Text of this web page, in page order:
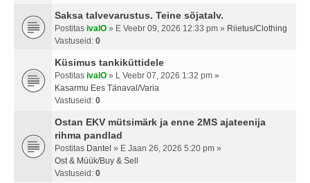
Saksa talvevarustus. Teine sõjatalv.
Postitas ivalO » E Veebr 09, 2026 12:33 pm » Riietus/Clothing
Vastuseid: 0
Küsimus tankiküttidele
Postitas ivalO » L Veebr 07, 2026 1:32 pm »
Kasarmu Ees Tänaval/Varia
Vastuseid: 0
Ostan EKV mütsimärk ja enne 2MS ajateenija
rihma pandlad
Postitas Dantel » E Jaan 26, 2026 5:20 pm »
Ost & Müük/Buy & Sell
Vastuseid: 0